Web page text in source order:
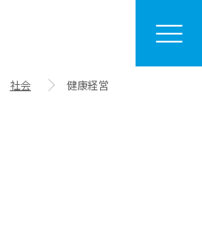
社会 健康経営